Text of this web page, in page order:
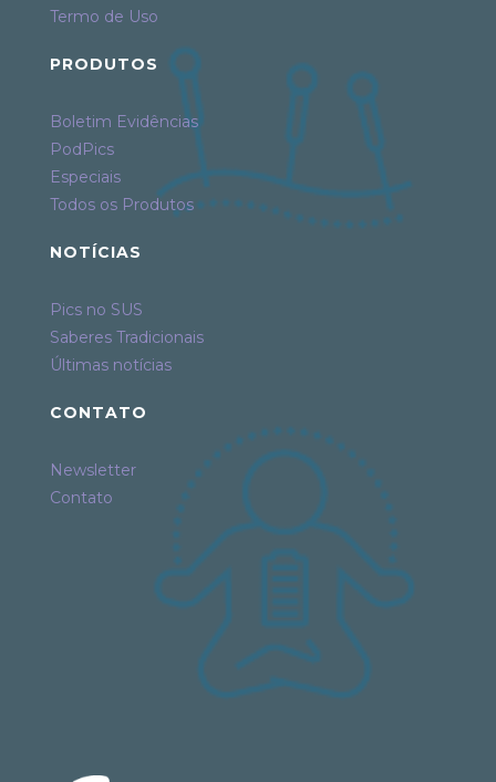
Termo de Uso
PRODUTOS
Boletim Evidências
PodPics
Especiais
Todos os Produtos
NOTÍCIAS
Pics no SUS
Saberes Tradicionais
Últimas notícias
CONTATO
Newsletter
Contato